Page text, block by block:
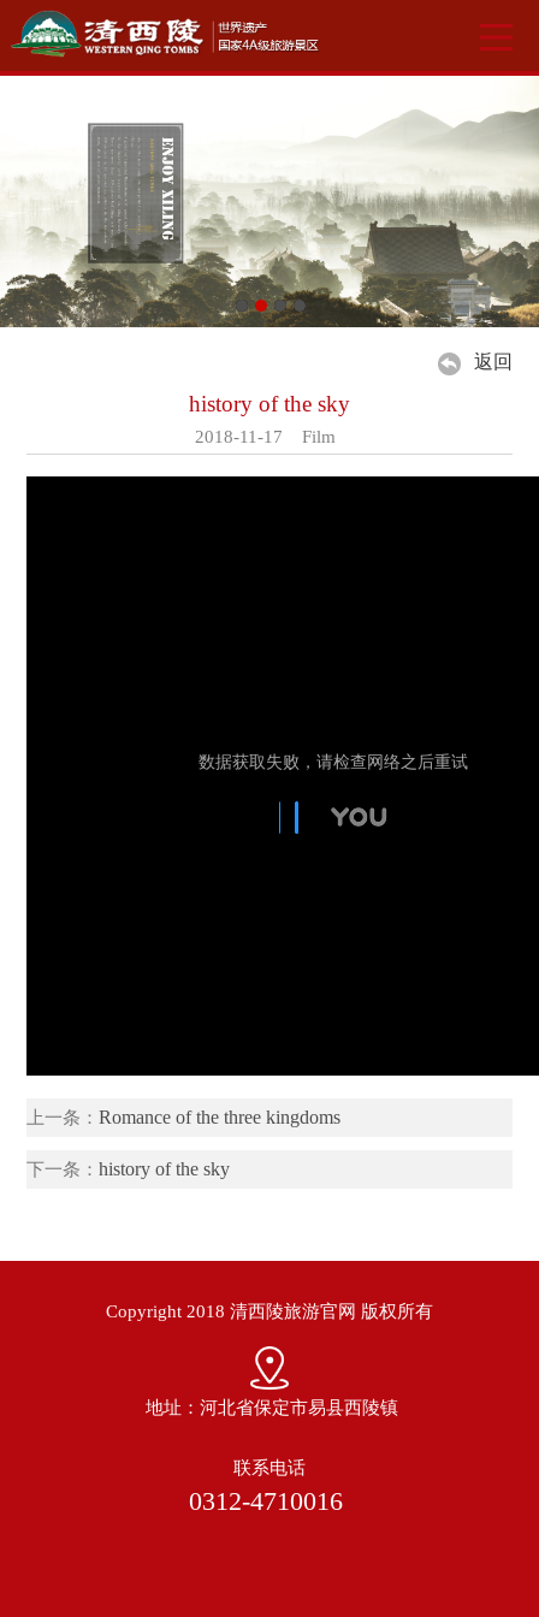
返回
history of the sky
2018-11-17 Film
上一条：Romance of the three kingdoms
下一条：history of the sky
Copyright 2018 清西陵旅游官网 版权所有
地址：河北省保定市易县西陵镇
联系电话
0312-4710016